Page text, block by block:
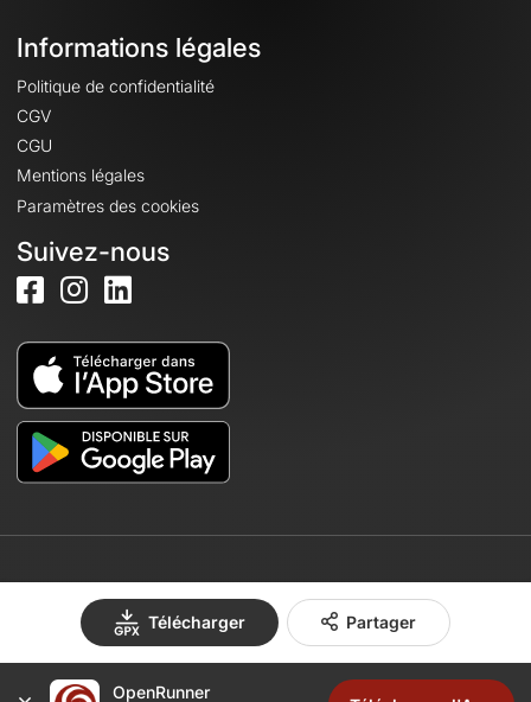
Télécharger Partager
Informations légales
Politique de confidentialité
CGV
CGU
Mentions légales
Paramètres des cookies
Suivez-nous
© 2026 OpenRunner - Version 7.31.3
Créez un compte
OpenRunner